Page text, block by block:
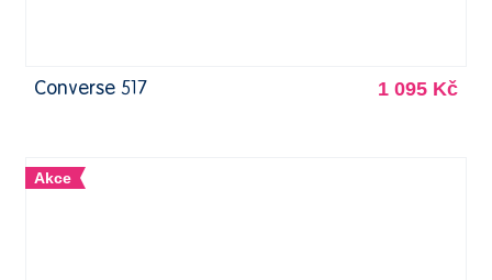
Converse 517 1 095 Kč
Akce